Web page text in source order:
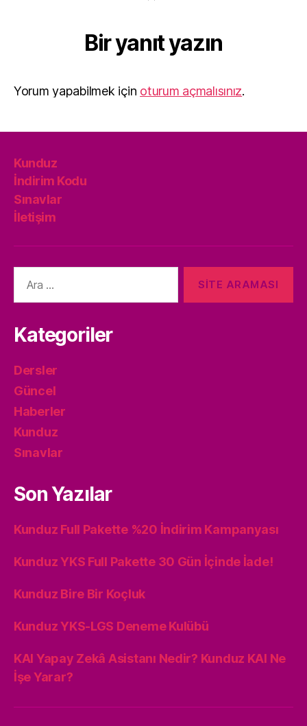
Bir yanıt yazın
Yorum yapabilmek için oturum açmalısınız.
Kunduz
İndirim Kodu
Sınavlar
İletişim
yap:
Kategoriler
Dersler
Güncel
Haberler
Kunduz
Sınavlar
Son Yazılar
Kunduz Full Pakette %20 İndirim Kampanyası
Kunduz YKS Full Pakette 30 Gün İçinde İade!
Kunduz Bire Bir Koçluk
Kunduz YKS-LGS Deneme Kulübü
KAI Yapay Zekâ Asistanı Nedir? Kunduz KAI Ne
İşe Yarar?